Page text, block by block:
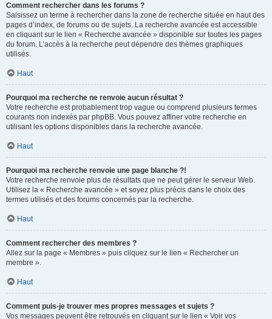
Comment rechercher dans les forums ?
Saisissez un terme à rechercher dans la zone de recherche située en haut des
pages d’index, de forums ou de sujets. La recherche avancée est accessible
en cliquant sur le lien « Recherche avancée » disponible sur toutes les pages
du forum. L’accès à la recherche peut dépendre des thèmes graphiques
utilisés.
Haut
Pourquoi ma recherche ne renvoie aucun résultat ?
Votre recherche est probablement trop vague ou comprend plusieurs termes
courants non indexés par phpBB. Vous pouvez affiner votre recherche en
utilisant les options disponibles dans la recherche avancée.
Haut
Pourquoi ma recherche renvoie une page blanche ?!
Votre recherche renvoie plus de résultats que ne peut gérer le serveur Web.
Utilisez la « Recherche avancée » et soyez plus précis dans le choix des
termes utilisés et des forums concernés par la recherche.
Haut
Comment rechercher des membres ?
Allez sur la page « Membres » puis cliquez sur le lien « Rechercher un
membre ».
Haut
Comment puis-je trouver mes propres messages et sujets ?
Vos messages peuvent être retrouvés en cliquant sur le lien « Voir vos